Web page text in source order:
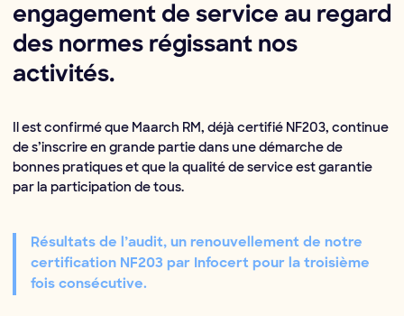
engagement de service au regard
des normes régissant nos
activités.
Il est confirmé que Maarch RM, déjà certifié NF203, continue
de s’inscrire en grande partie dans une démarche de
bonnes pratiques et que la qualité de service est garantie
par la participation de tous.
Résultats de l’audit, un renouvellement de notre
certification NF203 par Infocert pour la troisième
fois consécutive.